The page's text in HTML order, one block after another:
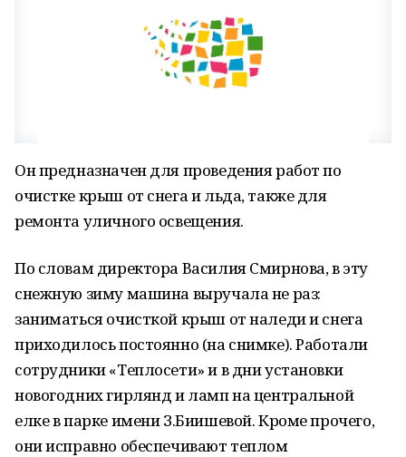
Он предназначен для проведения работ по
очистке крыш от снега и льда, также для
ремонта уличного освещения.
По словам директора Василия Смирнова, в эту
снежную зиму машина выручала не раз:
заниматься очисткой крыш от наледи и снега
приходилось постоянно (на снимке). Работали
сотрудники «Теплосети» и в дни установки
новогодних гирлянд и ламп на центральной
елке в парке имени З.Биишевой. Кроме прочего,
они исправно обеспечивают теплом